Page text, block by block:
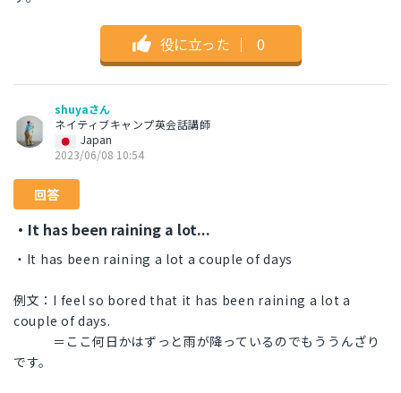
役に立った ｜ 0
shuyaさん
ネイティブキャンプ英会話講師
Japan
2023/06/08 10:54
回答
・It has been raining a lot...
・It has been raining a lot a couple of days
例文：I feel so bored that it has been raining a lot a
couple of days.
＝ここ何日かはずっと雨が降っているのでもううんざり
です。